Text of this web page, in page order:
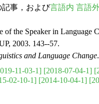
記事，および言語内 言語
the Speaker in Language
2003. 143--57.
and Language Change
11-03-1] [2018-07-04-1]
02-10-1] [2014-10-04-1]